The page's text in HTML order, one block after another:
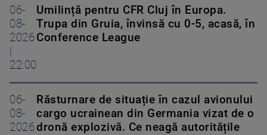
06-
08-
2026
22:00
Umilință pentru CFR Cluj în Europa.
Trupa din Gruia, învinsă cu 0-5, acasă, în
Conference League
06-
08-
2026
Răsturnare de situație în cazul avionului
cargo ucrainean din Germania vizat de o
dronă explozivă. Ce neagă autoritățile